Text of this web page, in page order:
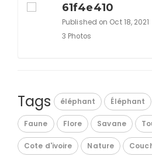
61f4e410
Published on Oct 18, 2021
3 Photos
Tags éléphant Éléphant
Faune Flore Savane
Cote d'ivoire Nature